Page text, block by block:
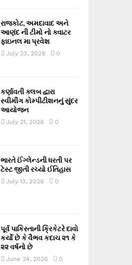
રાજકોટ, અમદાવાદ અને
આણંદ ની ટીમો નો ક્વાટર
ફાઇનલ મા પ્રવેશ
July 23, 2026 0
કર્ણાવતી ક્લબ દ્વારા
સ્વીમીંગ કોમ્પીટીશનનું સુંદર
આયોજન
July 21, 2026 0
ભારતે ઈંગ્લેન્ડની ધરતી પર
ટેસ્ટ જીતી રચ્યો ઈતિહાસ
July 13, 2026 0
પૂર્વ પાકિસ્તાની ક્રિકેટરે દાવો
કર્યો છે કે વૈભવ કદાચ ૨૧ કે
૨૨ વર્ષનો છે
June 24, 2026 0